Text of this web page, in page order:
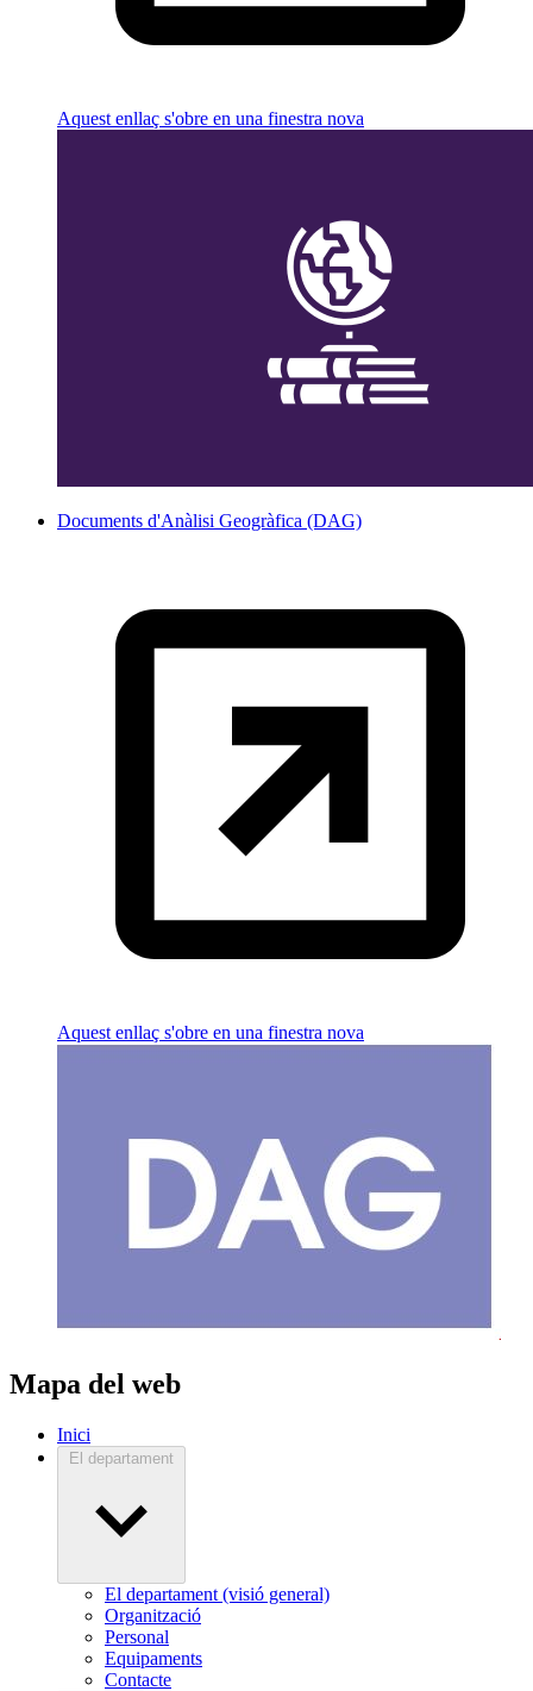
Aquest enllaç s'obre en una finestra nova
Documents d'Anàlisi Geogràfica (DAG)
Aquest enllaç s'obre en una finestra nova
Mapa del web
Inici
El departament
El departament (visió general)
Organització
Personal
Equipaments
Contacte